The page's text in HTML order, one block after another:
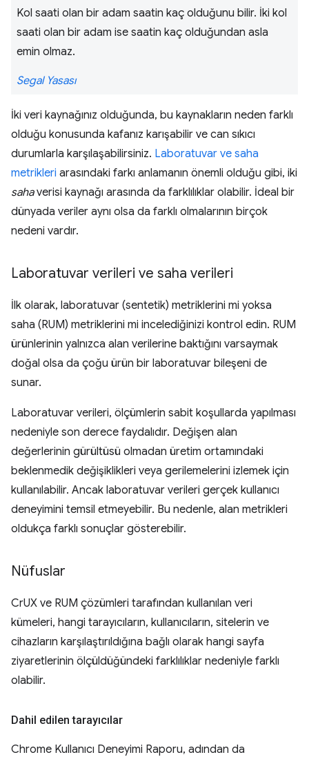
Kol saati olan bir adam saatin kaç olduğunu bilir. İki kol
saati olan bir adam ise saatin kaç olduğundan asla
emin olmaz.
Segal Yasası
İki veri kaynağınız olduğunda, bu kaynakların neden farklı
olduğu konusunda kafanız karışabilir ve can sıkıcı
durumlarla karşılaşabilirsiniz. Laboratuvar ve saha
metrikleri arasındaki farkı anlamanın önemli olduğu gibi, iki
sahaverisi kaynağı arasında da farklılıklar olabilir. İdeal bir
dünyada veriler aynı olsa da farklı olmalarının birçok
nedeni vardır.
Laboratuvar verileri ve saha verileri
İlk olarak, laboratuvar (sentetik) metriklerini mi yoksa
saha (RUM) metriklerini mi incelediğinizi kontrol edin. RUM
ürünlerinin yalnızca alan verilerine baktığını varsaymak
doğal olsa da çoğu ürün bir laboratuvar bileşeni de
sunar.
Laboratuvar verileri, ölçümlerin sabit koşullarda yapılması
nedeniyle son derece faydalıdır. Değişen alan
değerlerinin gürültüsü olmadan üretim ortamındaki
beklenmedik değişiklikleri veya gerilemelerini izlemek için
kullanılabilir. Ancak laboratuvar verileri gerçek kullanıcı
deneyimini temsil etmeyebilir. Bu nedenle, alan metrikleri
oldukça farklı sonuçlar gösterebilir.
Nüfuslar
CrUX ve RUM çözümleri tarafından kullanılan veri
kümeleri, hangi tarayıcıların, kullanıcıların, sitelerin ve
cihazların karşılaştırıldığına bağlı olarak hangi sayfa
ziyaretlerinin ölçüldüğündeki farklılıklar nedeniyle farklı
olabilir.
Dahil edilen tarayıcılar
Chrome Kullanıcı Deneyimi Raporu, adından da